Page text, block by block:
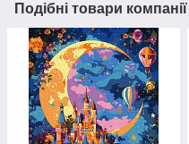
Подібні товари компанії